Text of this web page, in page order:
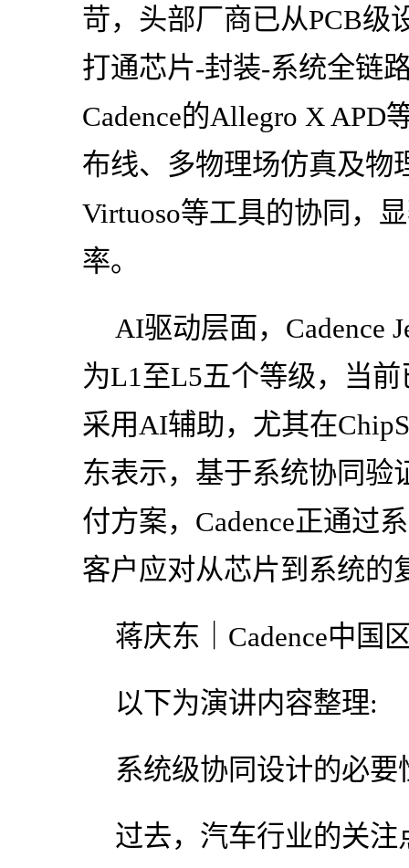
苛，头部厂商已从PCB级
打通芯片-封装-系统全链
Cadence的Allegro X
布线、多物理场仿真及物
Virtuoso等工具的协同，
率。
AI驱动层面，Cadence
为L1至L5五个等级，当
采用AI辅助，尤其在
东表示，基于系统协同验
付方案，Cadence正通过
客户应对从芯片到系统的
蒋庆东｜Cadence中国
以下为演讲内容整理:
系统级协同设计的必要
过去，汽车行业的关